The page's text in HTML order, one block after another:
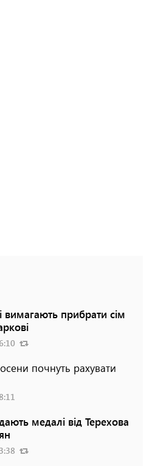
вимагають прибрати сім
почнуть рахувати
медалі від Терехова